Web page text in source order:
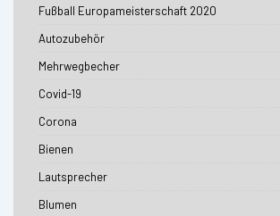
Fußball Europameisterschaft 2020
Autozubehör
Mehrwegbecher
Covid-19
Corona
Bienen
Lautsprecher
Blumen